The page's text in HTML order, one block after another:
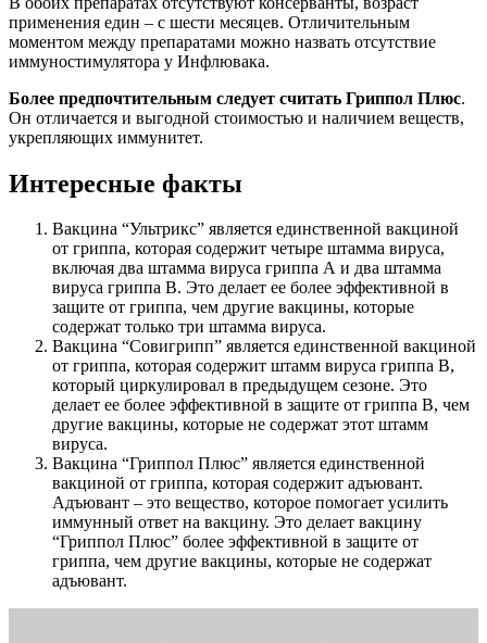
применения един – с шести месяцев. Отличительным
моментом между препаратами можно назвать отсутствие
иммуностимулятора у Инфлювака.
Более предпочтительным следует считать Гриппол Плюс.
Он отличается и выгодной стоимостью и наличием веществ,
укрепляющих иммунитет.
Интересные факты
Вакцина “Ультрикс” является единственной вакциной
от гриппа, которая содержит четыре штамма вируса,
включая два штамма вируса гриппа А и два штамма
вируса гриппа В. Это делает ее более эффективной в
защите от гриппа, чем другие вакцины, которые
содержат только три штамма вируса.
Вакцина “Совигрипп” является единственной вакциной
от гриппа, которая содержит штамм вируса гриппа В,
который циркулировал в предыдущем сезоне. Это
делает ее более эффективной в защите от гриппа В, чем
другие вакцины, которые не содержат этот штамм
вируса.
Вакцина “Гриппол Плюс” является единственной
вакциной от гриппа, которая содержит адъювант.
Адъювант – это вещество, которое помогает усилить
иммунный ответ на вакцину. Это делает вакцину
“Гриппол Плюс” более эффективной в защите от
гриппа, чем другие вакцины, которые не содержат
адъювант.